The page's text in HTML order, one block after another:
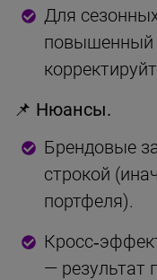
Для
повышенный
📌 Нюансы.
Брендовые
строкой
портфеля).
— результат